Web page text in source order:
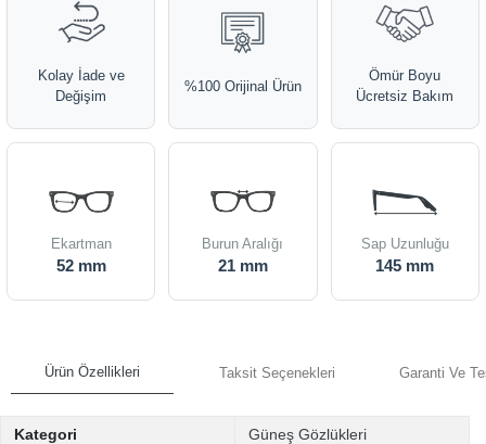
Kolay İade ve
Değişim
%100 Orijinal Ürün
Ömür Boyu
Ücretsiz Bakım
Ekartman
52 mm
Burun Aralığı
21 mm
Sap Uzunluğu
145 mm
Ürün Özellikleri Taksit Seçenekleri Garanti Ve
Kategori Güneş Gözlükleri